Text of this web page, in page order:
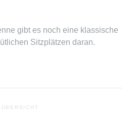
gibt es noch eine klassische
Sitzplätzen daran.
ÜBERSICHT